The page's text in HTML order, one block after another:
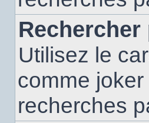
Utilisez le
comme
recherches